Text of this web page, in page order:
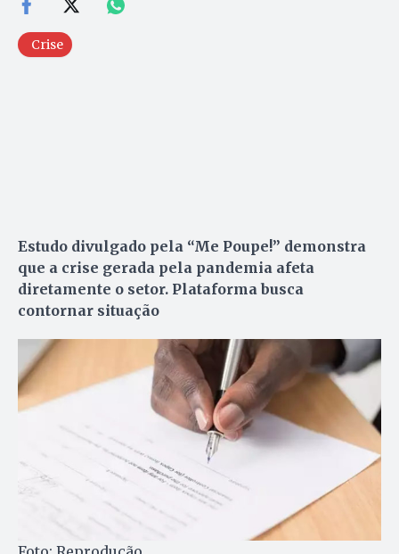
Crise
Estudo divulgado pela “Me Poupe!” demonstra
que a crise gerada pela pandemia afeta
diretamente o setor. Plataforma busca
contornar situação